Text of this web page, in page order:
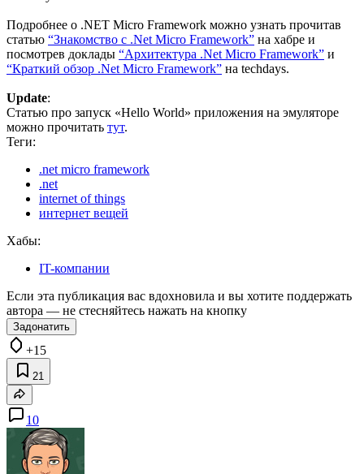
Подробнее о .NET Micro Framework можно узнать прочитав
статью “Знакомство с .Net Micro Framework” на хабре и
посмотрев доклады “Архитектура .Net Micro Framework” и
“Краткий обзор .Net Micro Framework” на techdays.
Update:
Статью про запуск «Hello World» приложения на эмуляторе
можно прочитать тут.
Теги:
.net micro framework
.net
internet of things
интернет вещей
Хабы:
IT-компании
Если эта публикация вас вдохновила и вы хотите поддержать
автора — не стесняйтесь нажать на кнопку
Задонатить
+15
21
10